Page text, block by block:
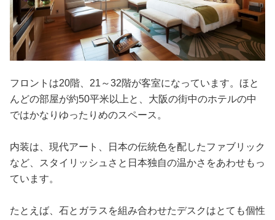
フロントは20階、21～32階が客室になっています。ほと
んどの部屋が約50平米以上と、大阪の街中のホテルの中
ではかなりゆったりめのスペース。
内装は、現代アート、日本の伝統色を配したファブリック
など、スタイリッシュさと日本独自の温かさをあわせもっ
ています。
たとえば、石とガラスを組み合わせたデスクはとても個性